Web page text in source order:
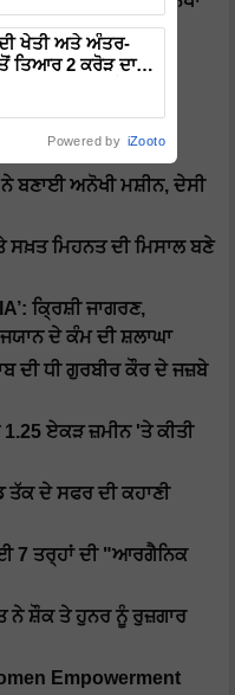
ਕਿਸਮਤ, ਨੇੜਲੇ ਪਿੰਡਾਂ ਦੇ
ਵਾਲੀ ਬੀਬੀ ਬਣੀ
ਬਣਾਈ ਅਨੋਖੀ ਮਸ਼ੀਨ, ਦੇਸੀ
ਮਿਹਨਤ ਦੀ ਮਿਸਾਲ ਬਣੇ
ਕ੍ਰਿਸ਼ੀ ਜਾਗਰਣ,
ਦੇ ਕੰਮ ਦੀ ਸ਼ਲਾਘਾ
ਦੀ ਧੀ ਗੁਰਬੀਰ ਕੌਰ ਦੇ ਜਜ਼ਬੇ
ਏਕੜ ਜ਼ਮੀਨ 'ਤੇ ਕੀਤੀ
ਦੇ ਸਫਰ ਦੀ ਕਹਾਣੀ
7 ਤਰ੍ਹਾਂ ਦੀ "ਆਰਗੈਨਿਕ
ਨੇ ਸ਼ੌਕ ਤੇ ਹੁਨਰ ਨੂੰ ਰੁਜ਼ਗਾਰ
Empowerment
ਖੇਤੀ ਅਤੇ ਅੰਤਰ-
ਤਿਆਰ 2 ਕਰੋੜ ਦਾ
Powered by iZooto